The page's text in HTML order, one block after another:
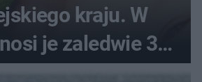
kraju. W
je zaledwie 3